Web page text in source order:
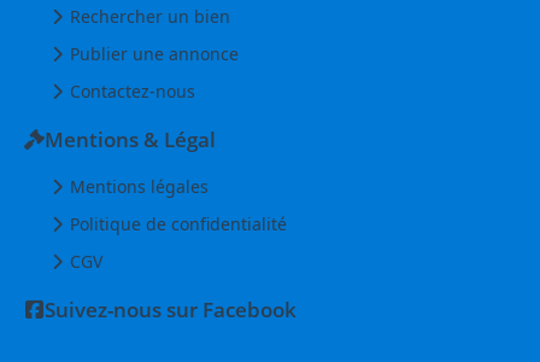
Rechercher un bien
Publier une annonce
Contactez-nous
Mentions & Légal
Mentions légales
Politique de confidentialité
CGV
Suivez-nous sur Facebook